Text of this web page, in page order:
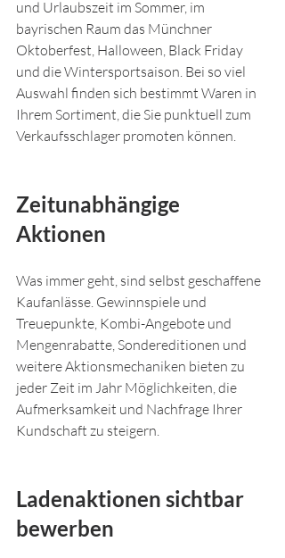
und Urlaubszeit im Sommer, im
bayrischen Raum das Münchner
Oktoberfest, Halloween, Black Friday
und die Wintersportsaison. Bei so viel
Auswahl finden sich bestimmt Waren in
Ihrem Sortiment, die Sie punktuell zum
Verkaufsschlager promoten können.
Zeitunabhängige
Aktionen
Was immer geht, sind selbst geschaffene
Kaufanlässe. Gewinnspiele und
Treuepunkte, Kombi-Angebote und
Mengenrabatte, Sondereditionen und
weitere Aktionsmechaniken bieten zu
jeder Zeit im Jahr Möglichkeiten, die
Aufmerksamkeit und Nachfrage Ihrer
Kundschaft zu steigern.
Ladenaktionen sichtbar
bewerben